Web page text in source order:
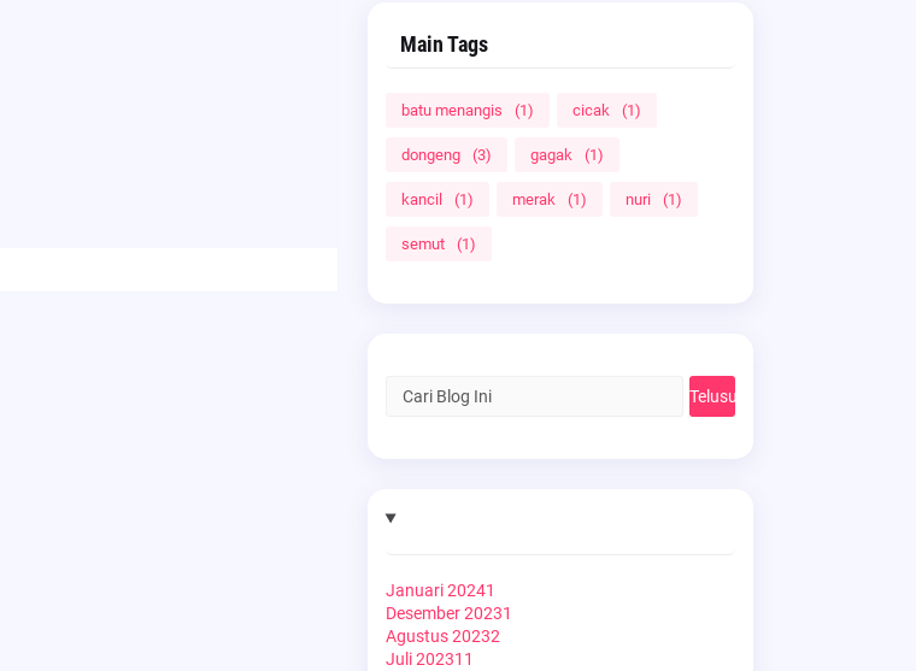
Main Tags
batu menangis (1) cicak (1)
dongeng (3) gagak (1)
kancil (1) merak (1) nuri (1)
semut (1)
Januari 20241
Desember 20231
Agustus 20232
Juli 202311